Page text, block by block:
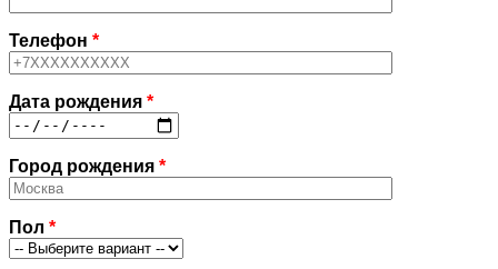
Телефон *
Дата рождения *
Город рождения *
Пол *